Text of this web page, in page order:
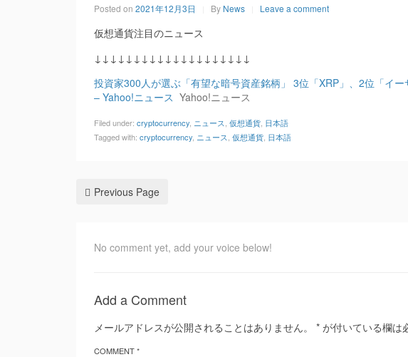
Posted on 2021年12月3日 By News Leave a comment
仮想通貨注目のニュース
↓↓↓↓↓↓↓↓↓↓↓↓↓↓↓↓↓↓↓↓
投資家300人が選ぶ「有望な暗号資産銘柄」 3位「XRP」、2位「イ
– Yahoo!ニュース Yahoo!ニュース
Filed under: cryptocurrency ニュース 仮想通貨 日本語
Tagged with: cryptocurrency ニュース 仮想通貨 日本語
Previous Page
No comment yet, add your voice below!
Add a Comment
メールアドレスが公開されることはありません。 * が付いている欄は
COMMENT *